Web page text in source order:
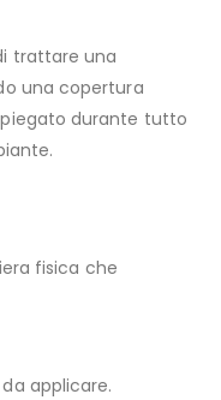
trattare una
una copertura
durante tutto
fisica che
applicare.